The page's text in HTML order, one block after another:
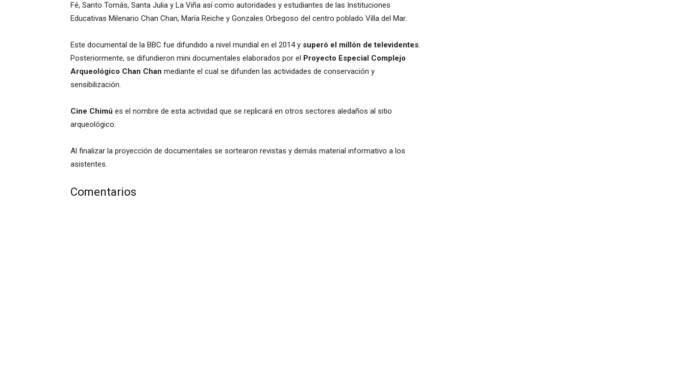
Fé, Santo Tomás, Santa Julia y La Viña así como autoridades y estudiantes de las Instituciones
Educativas Milenario Chan Chan, María Reiche y Gonzales Orbegoso del centro poblado Villa del Mar.
Este documental de la BBC fue difundido a nivel mundial en el 2014 y superó el millón de televidentes.
Posteriormente, se difundieron mini documentales elaborados por el Proyecto Especial Complejo
Arqueológico Chan Chan mediante el cual se difunden las actividades de conservación y
sensibilización.
Cine Chimú es el nombre de esta actividad que se replicará en otros sectores aledaños al sitio
arqueológico.
Al finalizar la proyección de documentales se sortearon revistas y demás material informativo a los
asistentes.
Comentarios